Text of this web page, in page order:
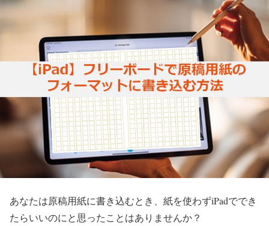
あなたは原稿用紙に書き込むとき、紙を使わずiPadででき
たらいいのにと思ったことはありませんか？